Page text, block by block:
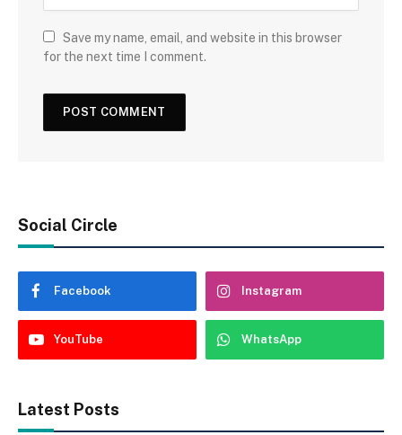
Save my name, email, and website in this browser
for the next time I comment.
Social Circle
Facebook Instagram
YouTube WhatsApp
Latest Posts